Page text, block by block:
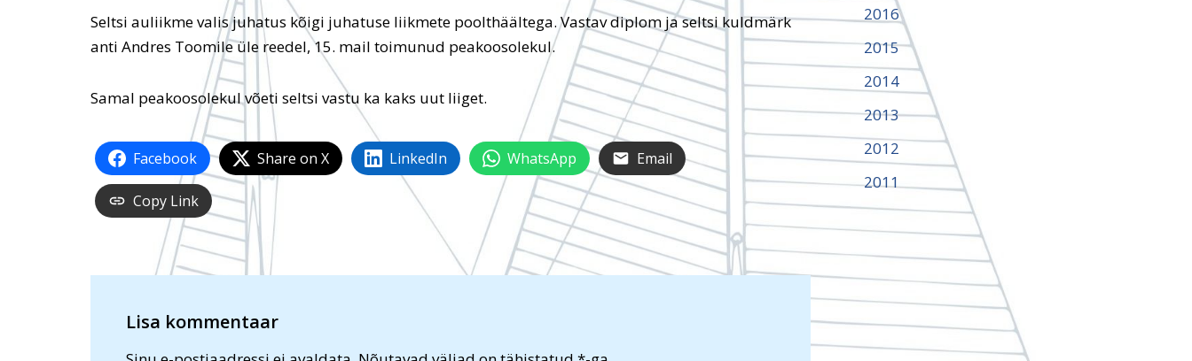
Seltsi auliikme valis juhatus kõigi juhatuse liikmete poolthäältega. Vastav diplom ja seltsi kuldmärk
anti Andres Toomile üle reedel, 15. mail toimunud peakoosolekul.
Samal peakoosolekul võeti seltsi vastu ka kaks uut liiget.
Facebook Share on X LinkedIn WhatsApp Email
Copy Link
Lisa kommentaar
2016
2015
2014
2013
2012
2011